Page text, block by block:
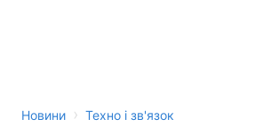
Новини › Техно і зв'язок